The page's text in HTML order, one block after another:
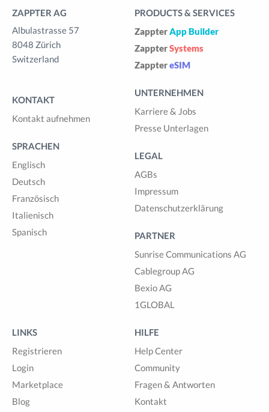
ZAPPTER AG
Albulastrasse 57
8048 Zürich
Switzerland
KONTAKT
Kontakt aufnehmen
SPRACHEN
Englisch
Deutsch
Französisch
Italienisch
Spanisch
PRODUCTS & SERVICES
ZappterApp Builder
ZappterSystems
ZapptereSIM
UNTERNEHMEN
Karriere & Jobs
Presse Unterlagen
LEGAL
AGBs
Impressum
Datenschutzerklärung
PARTNER
Sunrise Communications AG
Cablegroup AG
Bexio AG
1GLOBAL
LINKS
Registrieren
Login
Marketplace
Blog
HILFE
Help Center
Community
Fragen & Antworten
Kontakt